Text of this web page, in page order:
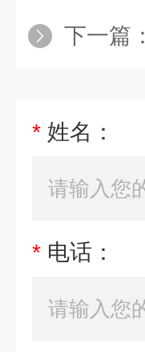
下一篇：
* 姓名：
* 电话：